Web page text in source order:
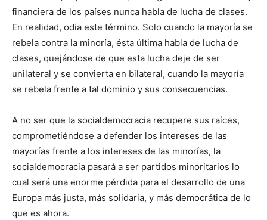
financiera de los países nunca habla de lucha de clases.
En realidad, odia este término. Solo cuando la mayoría se
rebela contra la minoría, ésta última habla de lucha de
clases, quejándose de que esta lucha deje de ser
unilateral y se convierta en bilateral, cuando la mayoría
se rebela frente a tal dominio y sus consecuencias.
A no ser que la socialdemocracia recupere sus raíces,
comprometiéndose a defender los intereses de las
mayorías frente a los intereses de las minorías, la
socialdemocracia pasará a ser partidos minoritarios lo
cual será una enorme pérdida para el desarrollo de una
Europa más justa, más solidaria, y más democrática de lo
que es ahora.